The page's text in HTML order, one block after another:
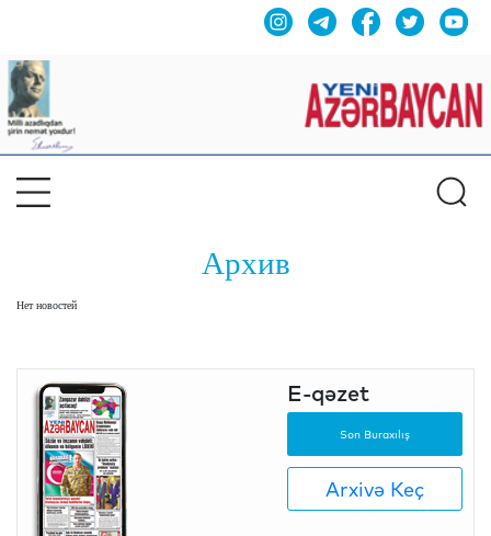
Архив
Нет новостей
E-qəzet
Son Buraxılış
Arxivə Keç